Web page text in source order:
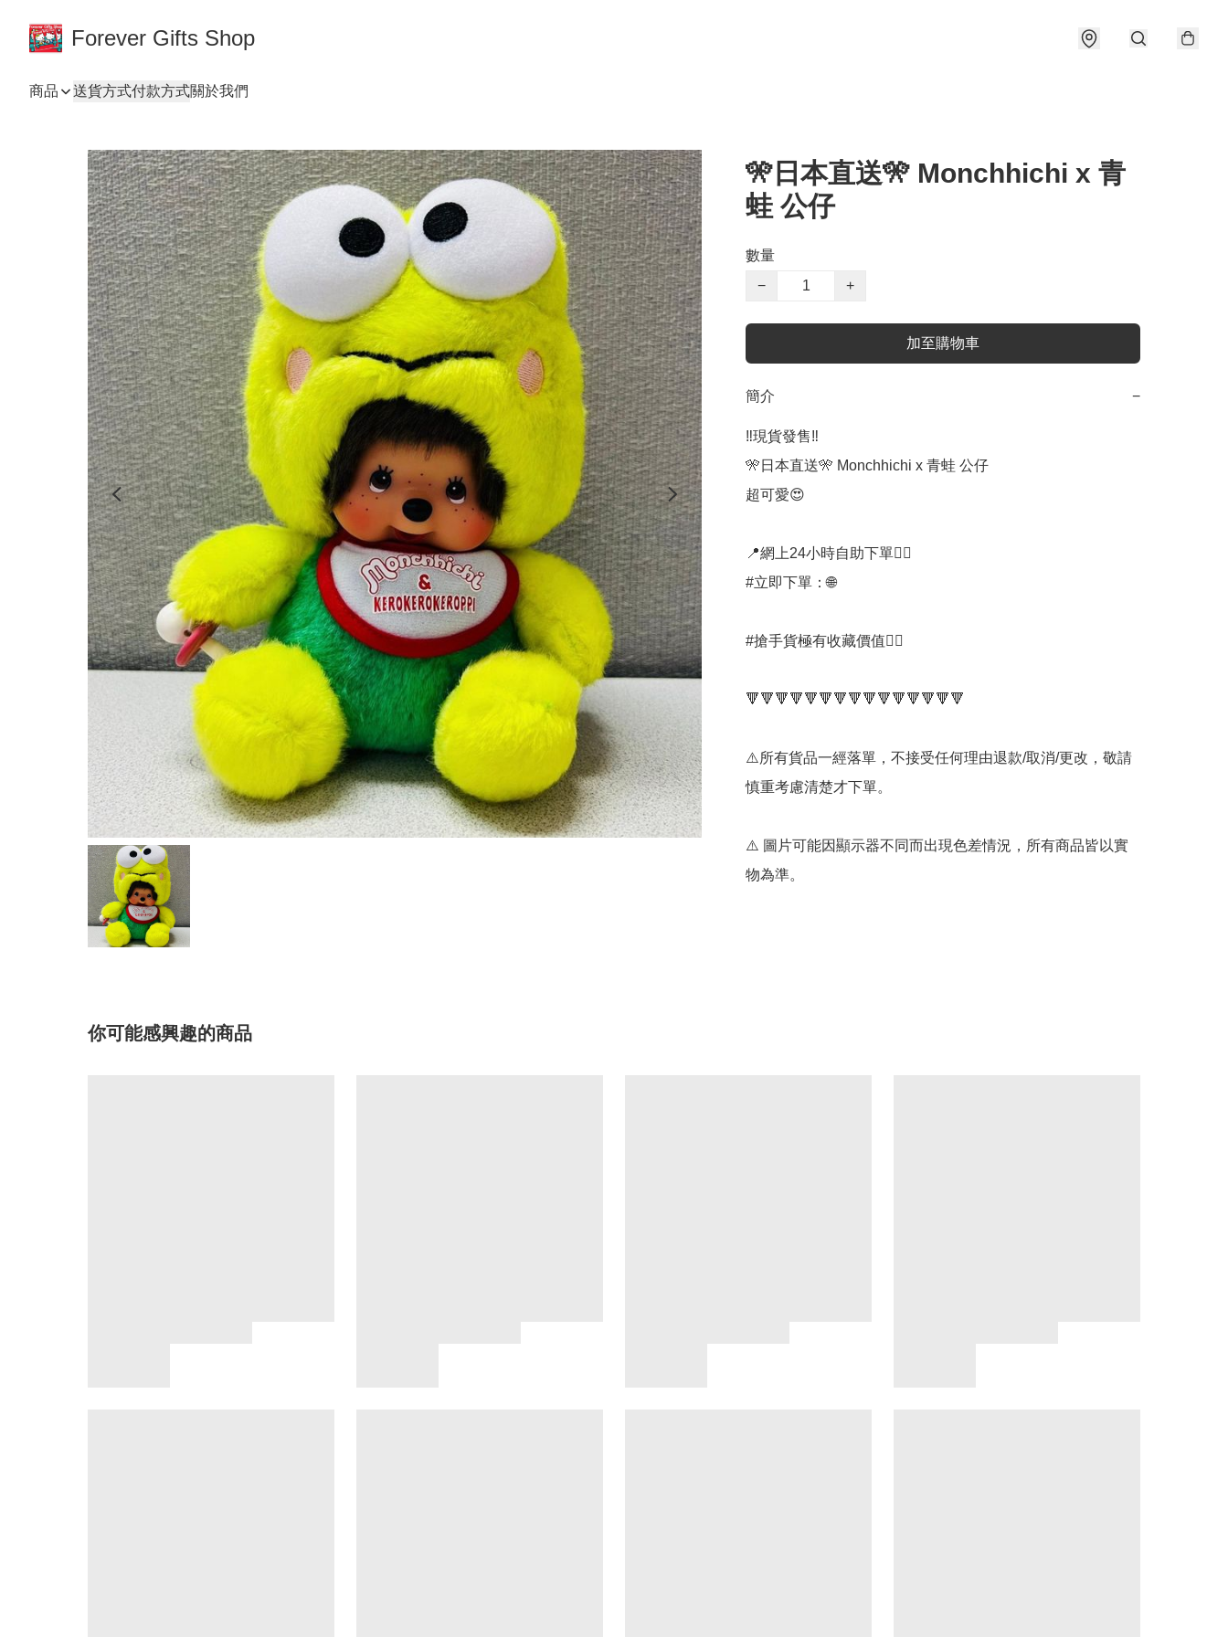
Forever Gifts Shop
商品 送貨方式付款方式關於我們
🎌日本直送🎌 Monchhichi x 青
蛙 公仔
數量
−
+
加至購物車
簡介 −
‼️現貨發售‼️
🎌日本直送🎌 Monchhichi x 青蛙 公仔
超可愛😍
📍網上24小時自助下單👍🏻
#立即下單：🌐
#搶手貨極有收藏價值👍🏻
🔻🔻🔻🔻🔻🔻🔻🔻🔻🔻🔻🔻🔻🔻🔻
⚠️所有貨品一經落單，不接受任何理由退款/取消/更改，敬請
慎重考慮清楚才下單。
⚠️ 圖片可能因顯示器不同而出現色差情況，所有商品皆以實
物為準。
你可能感興趣的商品